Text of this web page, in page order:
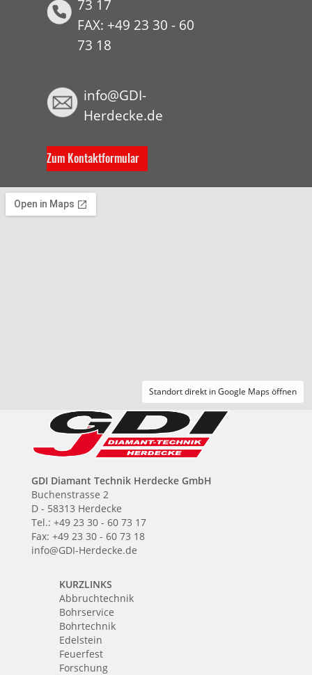
73 17
FAX: +49 23 30 - 60
73 18
info@GDI-
Herdecke.de
Zum Kontaktformular
Standort direkt in Google Maps öffnen
GDI Diamant Technik Herdecke GmbH
Buchenstrasse 2
D - 58313 Herdecke
Tel.: +49 23 30 - 60 73 17
Fax: +49 23 30 - 60 73 18
info@GDI-Herdecke.de
KURZLINKS
Abbruchtechnik
Bohrservice
Bohrtechnik
Edelstein
Feuerfest
Forschung